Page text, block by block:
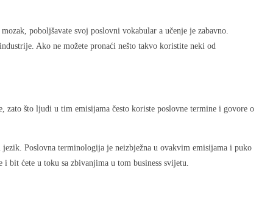
poboljšavate svoj poslovni vokabular a učenje je zabavno.
Ako ne možete pronaći nešto takvo koristite neki od
zato što ljudi u tim emisijama često koriste poslovne termine i govore o
Poslovna terminologija je neizbježna u ovakvim emisijama i puko
i bit ćete u toku sa zbivanjima u tom business svijetu.